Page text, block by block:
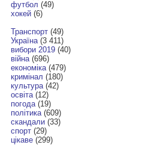
футбол (49)
хокей(6)
Транспорт(49)
Україна(3 411)
вибори 2019(40)
війна(696)
економіка(479)
кримінал (180)
культура(42)
освіта(12)
погода(19)
політика(609)
скандали(33)
спорт(29)
цікаве(299)